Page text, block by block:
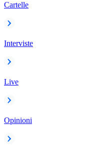
Cartelle
Interviste
Live
Opinioni